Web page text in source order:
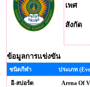
เพศ
สังกัด
ข้อมูลการแข่งขัน
ชนิดกีฬา
ประเภท
อี-สปอร์ต
Arena Of